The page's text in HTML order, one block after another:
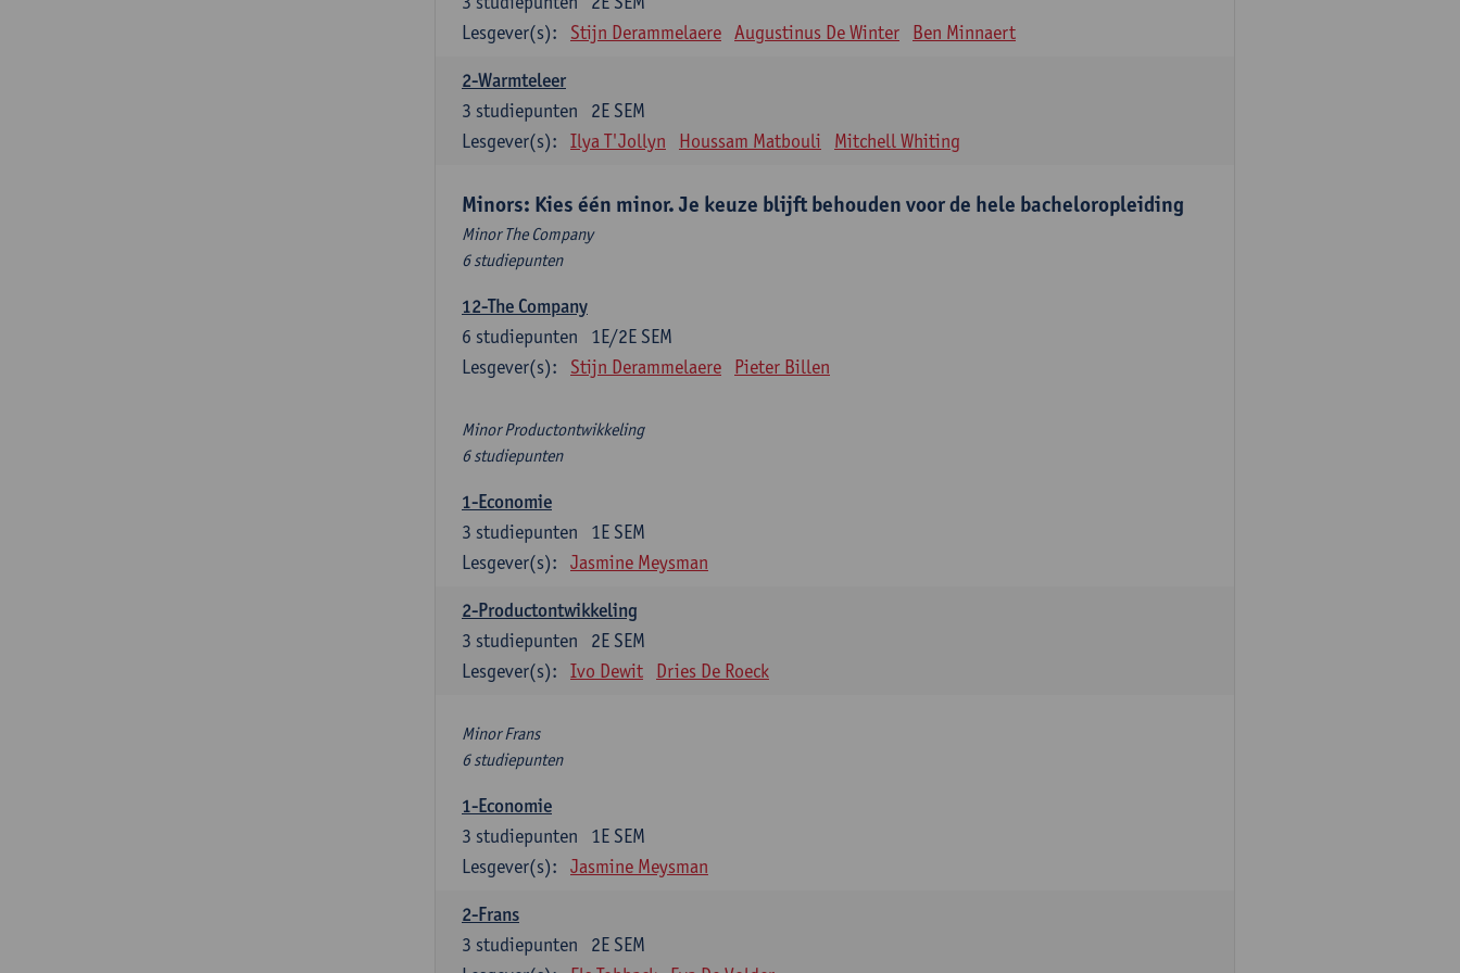
Lesgever(s):
Stijn Derammelaere Augustinus De Winter Ben Minnaert
2-Warmteleer
2E SEM
3 studiepunten
Lesgever(s):
Ilya T'Jollyn Houssam Matbouli Mitchell Whiting
Minors: Kies één minor. Je keuze blijft behouden voor de hele bacheloropleiding
Minor The Company
6 studiepunten
12-The Company
1E/2E SEM
6 studiepunten
Lesgever(s):
Stijn Derammelaere Pieter Billen
Minor Productontwikkeling
6 studiepunten
1-Economie
1E SEM
3 studiepunten
Lesgever(s):
Jasmine Meysman
2-Productontwikkeling
2E SEM
3 studiepunten
Lesgever(s):
Ivo Dewit Dries De Roeck
Minor Frans
6 studiepunten
1-Economie
1E SEM
3 studiepunten
Lesgever(s):
Jasmine Meysman
2-Frans
2E SEM
3 studiepunten